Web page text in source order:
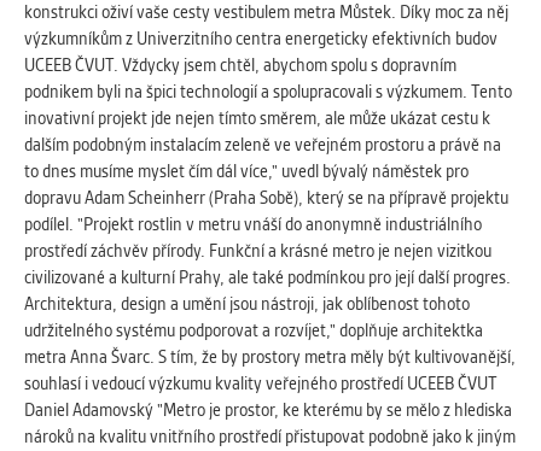
Využívané za účelem zobrazení
správných nabídek a cílení obsahu podle
Vašich preferencí. Zpravidla jde o
cookies systémů třetích stran, které nám
s analýzou uživatelského chování
pomáhají.
OSTATNÍ
Cookies, které aplikace nedokáže zařadit.
Naším cílem je, aby tato kategorie
zůstala prázdná a všechny cookies byly
přiřazeny do některé z kategorií
uvedených výše.
konstrukci oživí vaše cesty vestibulem metra Můstek. Díky moc za něj
výzkumníkům z Univerzitního centra energeticky efektivních budov
UCEEB ČVUT. Vždycky jsem chtěl, abychom spolu s dopravním
podnikem byli na špici technologií a spolupracovali s výzkumem. Tento
inovativní projekt jde nejen tímto směrem, ale může ukázat cestu k
dalším podobným instalacím zeleně ve veřejném prostoru a právě na
to dnes musíme myslet čím dál více," uvedl bývalý náměstek pro
dopravu Adam Scheinherr (Praha Sobě), který se na přípravě projektu
podílel. "Projekt rostlin v metru vnáší do anonymně industriálního
prostředí záchvěv přírody. Funkční a krásné metro je nejen vizitkou
civilizované a kulturní Prahy, ale také podmínkou pro její další progres.
Architektura, design a umění jsou nástroji, jak oblíbenost tohoto
udržitelného systému podporovat a rozvíjet," doplňuje architektka
metra Anna Švarc. S tím, že by prostory metra měly být kultivovanější,
souhlasí i vedoucí výzkumu kvality veřejného prostředí UCEEB ČVUT
Daniel Adamovský "Metro je prostor, ke kterému by se mělo z hlediska
nároků na kvalitu vnitřního prostředí přistupovat podobně jako k jiným